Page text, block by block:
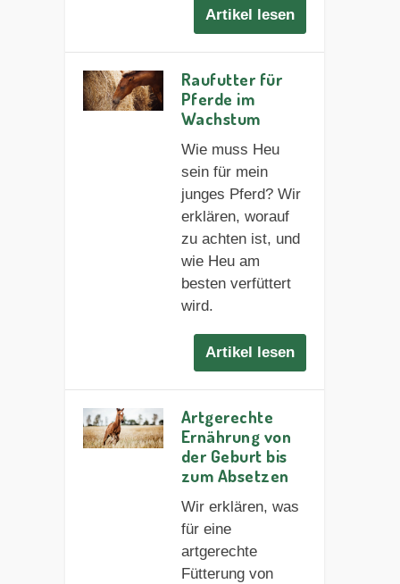
Artikel lesen
Raufutter für
Pferde im
Wachstum
Wie muss Heu
sein für mein
junges Pferd? Wir
erklären, worauf
zu achten ist, und
wie Heu am
besten verfüttert
wird.
Artikel lesen
Artgerechte
Ernährung von
der Geburt bis
zum Absetzen
Wir erklären, was
für eine
artgerechte
Fütterung von